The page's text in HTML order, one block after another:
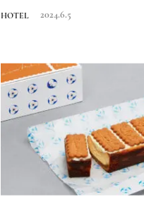
HOTEL 2024.6.5
来の島の観光拠点〈前
日本の都市は緑地が少な
い？都市開発のキーは“緑
化”にあり！｜みどりのあ